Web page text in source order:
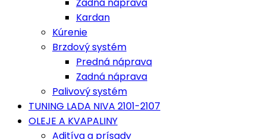
Kardan
Kúrenie
Brzdový systém
Predná náprava
Zadná náprava
Palivový systém
TUNING LADA NIVA 2101-2107
OLEJE A KVAPALINY
Aditíva a prísady